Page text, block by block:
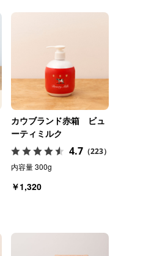
カウブランド赤箱 ビュ
ーティミルク
4.7（223）
内容量 300g
￥1,320